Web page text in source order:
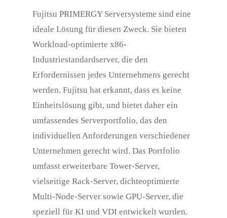
Fujitsu PRIMERGY Serversysteme sind eine
ideale Lösung für diesen Zweck. Sie bieten
Workload-optimierte x86-
Industriestandardserver, die den
Erfordernissen jedes Unternehmens gerecht
werden. Fujitsu hat erkannt, dass es keine
Einheitslösung gibt, und bietet daher ein
umfassendes Serverportfolio, das den
individuellen Anforderungen verschiedener
Unternehmen gerecht wird. Das Portfolio
umfasst erweiterbare Tower-Server,
vielseitige Rack-Server, dichteoptimierte
Multi-Node-Server sowie GPU-Server, die
speziell für KI und VDI entwickelt wurden.